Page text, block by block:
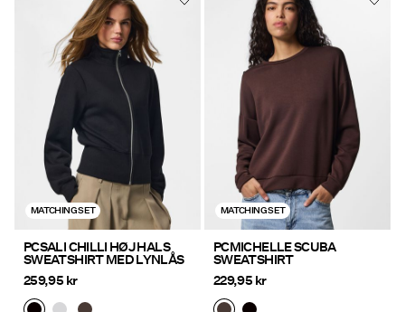
MATCHING SET
PCSALI CHILLI HØJ HALS
SWEATSHIRT MED LYNLÅS
259,95 kr
MATCHING SET
PCMICHELLE SCUBA
SWEATSHIRT
229,95 kr